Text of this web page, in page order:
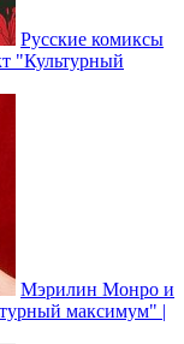
Русские комиксы
"Культурный
Мэрилин Монро и
максимум" |